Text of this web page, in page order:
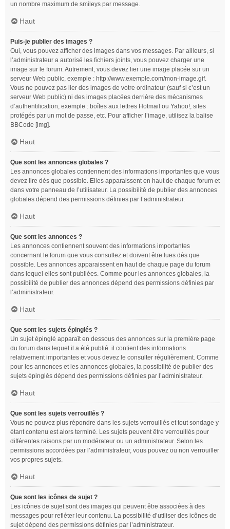
un nombre maximum de smileys par message.
Haut
Puis-je publier des images ?
Oui, vous pouvez afficher des images dans vos messages. Par ailleurs, si
l’administrateur a autorisé les fichiers joints, vous pouvez charger une
image sur le forum. Autrement, vous devez lier une image placée sur un
serveur Web public, exemple : http://www.exemple.com/mon-image.gif.
Vous ne pouvez pas lier des images de votre ordinateur (sauf si c’est un
serveur Web public) ni des images placées derrière des mécanismes
d’authentification, exemple : boîtes aux lettres Hotmail ou Yahoo!, sites
protégés par un mot de passe, etc. Pour afficher l’image, utilisez la balise
BBCode [img].
Haut
Que sont les annonces globales ?
Les annonces globales contiennent des informations importantes que vous
devez lire dès que possible. Elles apparaissent en haut de chaque forum et
dans votre panneau de l’utilisateur. La possibilité de publier des annonces
globales dépend des permissions définies par l’administrateur.
Haut
Que sont les annonces ?
Les annonces contiennent souvent des informations importantes
concernant le forum que vous consultez et doivent être lues dès que
possible. Les annonces apparaissent en haut de chaque page du forum
dans lequel elles sont publiées. Comme pour les annonces globales, la
possibilité de publier des annonces dépend des permissions définies par
l’administrateur.
Haut
Que sont les sujets épinglés ?
Un sujet épinglé apparaît en dessous des annonces sur la première page
du forum dans lequel il a été publié. il contient des informations
relativement importantes et vous devez le consulter régulièrement. Comme
pour les annonces et les annonces globales, la possibilité de publier des
sujets épinglés dépend des permissions définies par l’administrateur.
Haut
Que sont les sujets verrouillés ?
Vous ne pouvez plus répondre dans les sujets verrouillés et tout sondage y
étant contenu est alors terminé. Les sujets peuvent être verrouillés pour
différentes raisons par un modérateur ou un administrateur. Selon les
permissions accordées par l’administrateur, vous pouvez ou non verrouiller
vos propres sujets.
Haut
Que sont les icônes de sujet ?
Les icônes de sujet sont des images qui peuvent être associées à des
messages pour refléter leur contenu. La possibilité d’utiliser des icônes de
sujet dépend des permissions définies par l’administrateur.